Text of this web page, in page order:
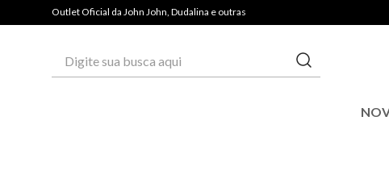
Outlet Oficial da John John, Dudalina e outras